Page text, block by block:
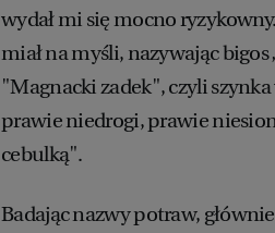
wydał mi się mocno
miał na myśli, nazywając bigos
"Magnacki zadek", czyli
prawie niedrogi, prawie
cebulką".
Badając nazwy potraw,